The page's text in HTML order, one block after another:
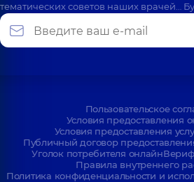
тематических советов наших врачей…
Пользовательское
Условия предоставления
Условия предоставления
Публичный договор
Уголок потребителя онлайн
Правила внутреннего
Политика конфиденциальности и